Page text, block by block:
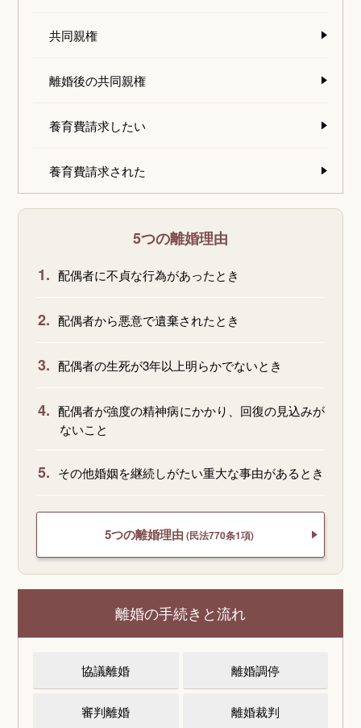
共同親権
離婚後の共同親権
養育費請求したい
養育費請求された
5つの離婚理由
1. 配偶者に不貞な行為があったとき
2. 配偶者から悪意で遺棄されたとき
3. 配偶者の生死が3年以上明らかでないとき
4. 配偶者が強度の精神病にかかり、回復の見込みが
ないこと
5. その他婚姻を継続しがたい重大な事由があるとき
5つの離婚理由 (民法770条1項)
離婚の手続きと流れ
協議離婚 離婚調停
審判離婚 離婚裁判